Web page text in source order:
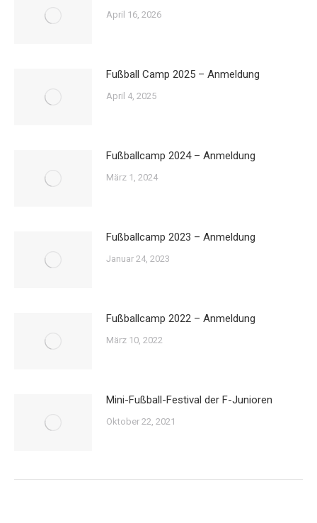
April 16, 2026
Fußball Camp 2025 – Anmeldung
April 4, 2025
Fußballcamp 2024 – Anmeldung
März 1, 2024
Fußballcamp 2023 – Anmeldung
Januar 24, 2023
Fußballcamp 2022 – Anmeldung
März 10, 2022
Mini-Fußball-Festival der F-Junioren
Oktober 22, 2021